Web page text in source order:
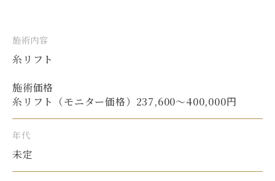
施術内容
糸リフト
施術価格
糸リフト（モニター価格）237,600〜400,000円
年代
未定